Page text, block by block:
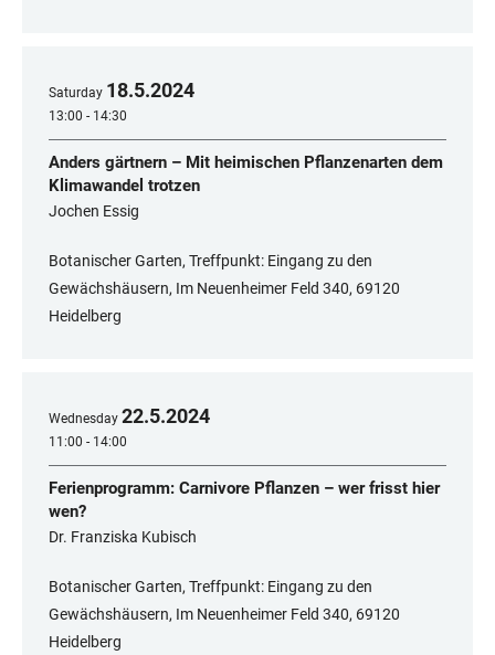
Saturday 18.5.2024
13:00 - 14:30
Anders gärtnern – Mit heimischen Pflanzenarten dem
Klimawandel trotzen
Jochen Essig
Botanischer Garten, Treffpunkt: Eingang zu den
Gewächshäusern, Im Neuenheimer Feld 340, 69120
Heidelberg
Wednesday 22.5.2024
11:00 - 14:00
Ferienprogramm: Carnivore Pflanzen – wer frisst hier
wen?
Dr. Franziska Kubisch
Botanischer Garten, Treffpunkt: Eingang zu den
Gewächshäusern, Im Neuenheimer Feld 340, 69120
Heidelberg